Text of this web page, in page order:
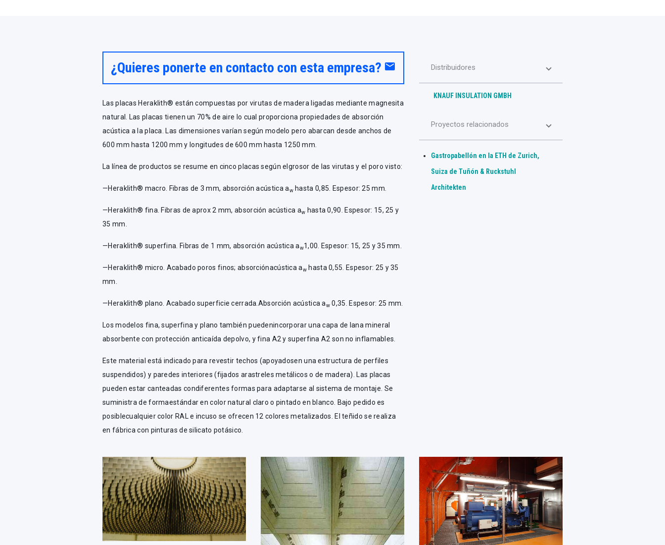
¿Quieres ponerte en contacto con esta empresa? email
Las placas Heraklith® están compuestas por virutas de madera ligadas mediante magnesita
natural. Las placas tienen un 70% de aire lo cual proporciona propiedades de absorción
acústica a la placa. Las dimensiones varían según modelo pero abarcan desde anchos de
600 mm hasta 1200 mm y longitudes de 600 mm hasta 1250 mm.
La línea de productos se resume en cinco placas según elgrosor de las virutas y el poro visto:
—Heraklith® macro. Fibras de 3 mm, absorción acústica awhasta 0,85. Espesor: 25 mm.
—Heraklith® fina. Fibras de aprox 2 mm, absorción acústica aw hasta 0,90. Espesor: 15, 25 y
35 mm.
—Heraklith® superfina. Fibras de 1 mm, absorción acústica aw1,00. Espesor: 15, 25 y 35 mm.
—Heraklith® micro. Acabado poros finos; absorciónacústica aw hasta 0,55. Espesor: 25 y 35
mm.
—Heraklith® plano. Acabado superficie cerrada.Absorción acústica aw 0,35. Espesor: 25 mm.
Los modelos fina, superfina y plano también puedenincorporar una capa de lana mineral
absorbente con protección anticaída depolvo, y fina A2 y superfina A2 son no inflamables.
Este material está indicado para revestir techos (apoyadosen una estructura de perfiles
suspendidos) y paredes interiores (fijados arastreles metálicos o de madera). Las placas
pueden estar canteadas condiferentes formas para adaptarse al sistema de montaje. Se
suministra de formaestándar en color natural claro o pintado en blanco. Bajo pedido es
posiblecualquier color RAL e incuso se ofrecen 12 colores metalizados. El teñido se realiza
en fábrica con pinturas de silicato potásico.
Distribuidores
KNAUF INSULATION GMBH
Proyectos relacionados
Gastropabellón en la ETH de Zurich,
Suiza de Tuñón & Ruckstuhl
Architekten